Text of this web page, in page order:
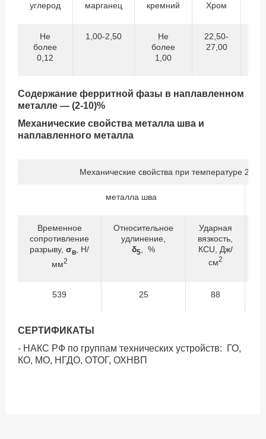
углерод марганец кремний Хром
Не
более
0,12
1,00-2,50
Не
более
1,00
22,50-
27,00
Содержание ферритной фазы в наплавленном
металле — (2-10)%
Механические свойства металла шва и
наплавленного металла
Механические свойства при температуре
металла шва
Временное
сопротивление
разрыву, σв
, Н/
мм2
Относительное
удлинение,
δ5 , %
Ударная
вязкость,
КСU, Дж/
см2
539 25 88
СЕРТИФИКАТЫ
- НАКС РФ по группам технических устройств: ГО,
КО, МО, НГДО, ОТОГ, ОХНВП